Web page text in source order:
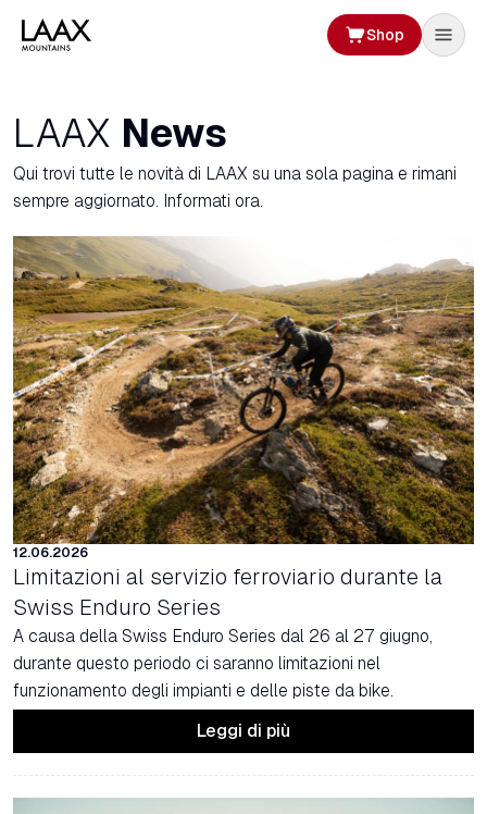
Shop
LAAX News
Qui trovi tutte le novità di LAAX su una sola pagina e rimani
sempre aggiornato. Informati ora.
12.06.2026
Limitazioni al servizio ferroviario durante la
Swiss Enduro Series
A causa della Swiss Enduro Series dal 26 al 27 giugno,
durante questo periodo ci saranno limitazioni nel
funzionamento degli impianti e delle piste da bike.
Leggi di più